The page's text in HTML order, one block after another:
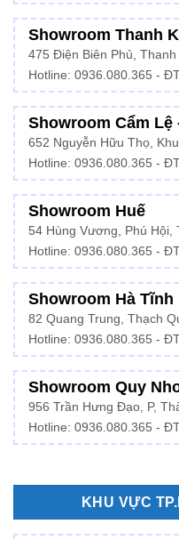
Showroom Thanh
475 Điện Biên Phủ,
Hotline: 0936.080.365 -
Showroom Cẩm Lệ
652 Nguyễn Hữu Thọ,
Hotline: 0936.080.365 -
Showroom Huế
54 Hùng Vương, Phú Hội,
Hotline: 0936.080.365 -
Showroom Hà Tĩnh
82 Quang Trung, Thạch
Hotline: 0936.080.365 -
Showroom Quy
956 Trần Hưng Đạo, P,
Hotline: 0936.080.365 -
KHU VỰC